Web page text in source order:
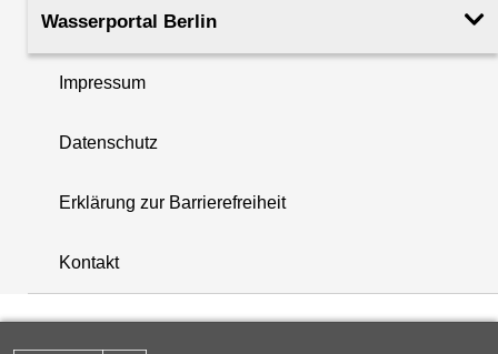
(m ü. NHN)
Filteroberkante
(m u. GOK)
+
−
Wasserportal Berlin
Impressum
Datenschutz
Erklärung zur Barrierefreiheit
Kontakt